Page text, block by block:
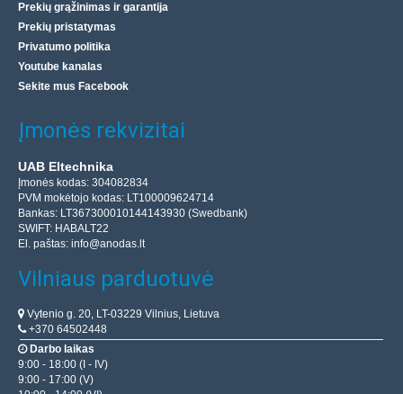
Prekių grąžinimas ir garantija
Prekių pristatymas
Privatumo politika
Youtube kanalas
Sekite mus Facebook
Įmonės rekvizitai
UAB Eltechnika
Įmonės kodas: 304082834
PVM mokėtojo kodas: LT100009624714
Bankas: LT367300010144143930 (Swedbank)
SWIFT: HABALT22
El. paštas: info@anodas.lt
Vilniaus parduotuvė
Vytenio g. 20, LT-03229 Vilnius, Lietuva
+370 64502448
Darbo laikas
9:00 - 18:00 (I - IV)
9:00 - 17:00 (V)